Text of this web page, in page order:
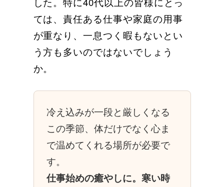
ては、責任ある仕事や家庭の用事
が重なり、一息つく暇もないとい
う方も多いのではないでしょう
か。
冷え込みが一段と厳しくなる
この季節、体だけでなく心ま
で温めてくれる場所が必要で
す。
仕事始めの癒やしに。寒い時